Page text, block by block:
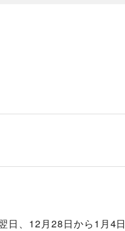
日、12月28日から1月4日